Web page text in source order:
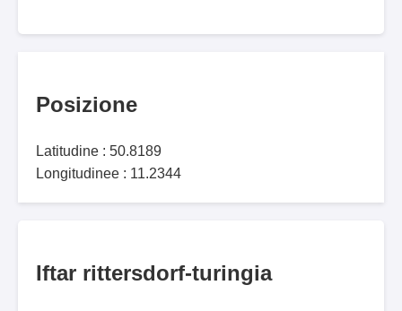
Posizione
Latitudine : 50.8189
Longitudinee : 11.2344
Iftar rittersdorf-turingia